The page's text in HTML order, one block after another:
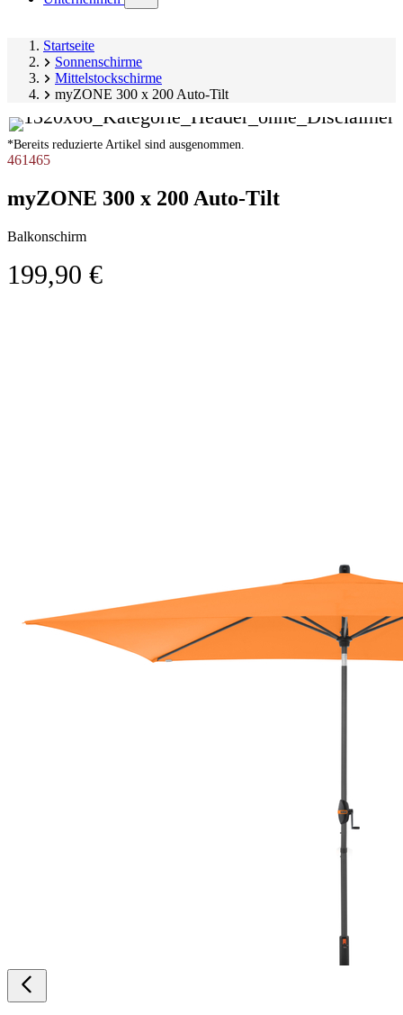
submenu)
Startseite
Sonnenschirme
Mittelstockschirme
myZONE 300 x 200 Auto-Tilt
*Bereits reduzierte Artikel sind ausgenommen.
461465
myZONE 300 x 200 Auto-Tilt
Balkonschirm
199,90 €